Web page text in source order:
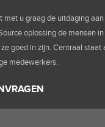
met u graag de uitdaging
oplossing de mensen
goed in zijn. Centraal staat
medewerkers.